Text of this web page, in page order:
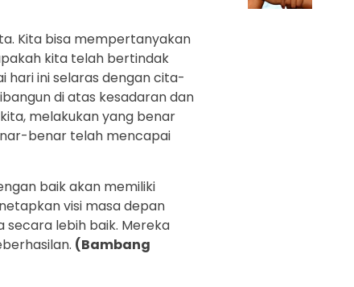
Kita bisa mempertanyakan
kita telah bertindak
hari ini selaras dengan cita-
di atas kesadaran dan
melakukan yang benar
benar telah mencapai
baik akan memiliki
visi masa depan
secara lebih baik. Mereka
(Bambang